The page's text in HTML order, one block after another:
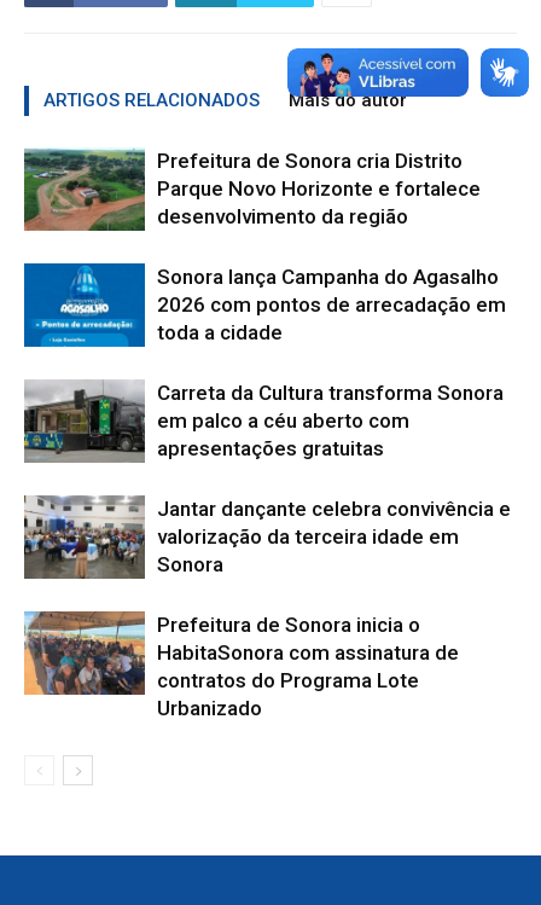
ARTIGOS RELACIONADOS Mais do autor
Prefeitura de Sonora cria Distrito
Parque Novo Horizonte e fortalece
desenvolvimento da região
Sonora lança Campanha do Agasalho
2026 com pontos de arrecadação em
toda a cidade
Carreta da Cultura transforma Sonora
em palco a céu aberto com
apresentações gratuitas
Jantar dançante celebra convivência e
valorização da terceira idade em
Sonora
Prefeitura de Sonora inicia o
HabitaSonora com assinatura de
contratos do Programa Lote
Urbanizado